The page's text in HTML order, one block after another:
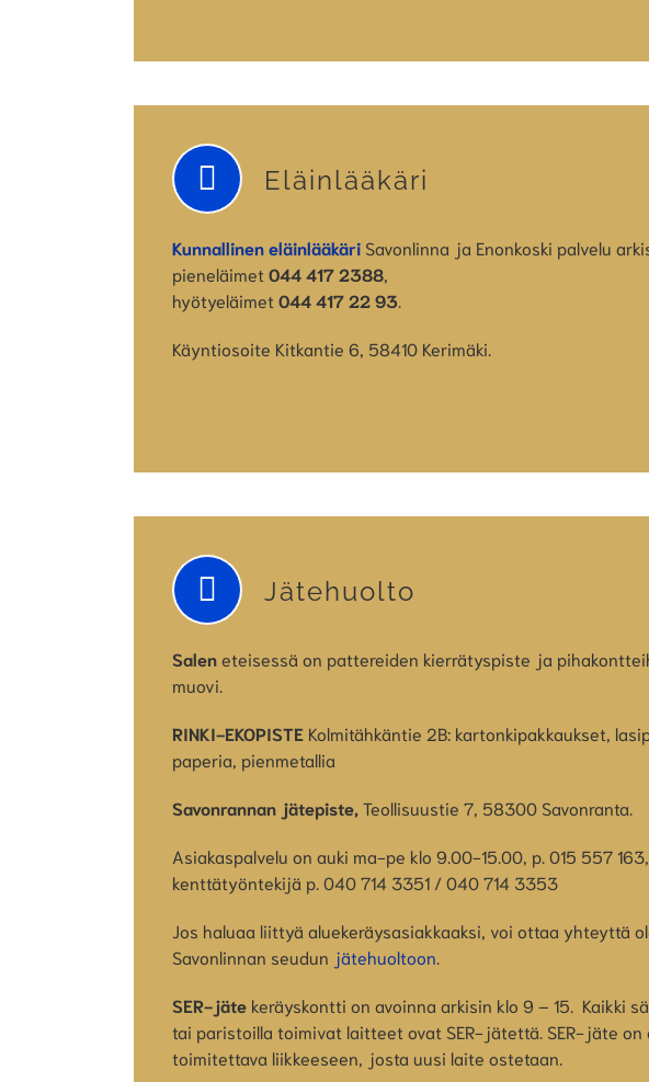
Eläinlääkäri
Kunnallinen eläinlääkäriSavonlinna ja Enonkoski palvelu
pieneläimet 044 417 2388,
hyötyeläimet 044 417 22 93
Käyntiosoite Kitkantie 6, 58410 Kerimäki.
Jätehuolto
Saleneteisessä on pattereiden kierrätyspiste ja
muovi.
RINKI-EKOPISTE Kolmitähkäntie 2B: kartonkipakkaukset,
paperia, pienmetallia
Savonrannan jätepiste, Teollisuustie 7, 58300 Savonranta.
Asiakaspalvelu on auki ma-pe klo 9.00-15.00, p. 015 557 163,
kenttätyöntekijä p. 040 714 3351 / 040 714 3353
Jos haluaa liittyä aluekeräysasiakkaaksi, voi ottaa yhteyttä
Savonlinnan seudun jätehuoltoon
SER-jäte keräyskontti on avoinna arkisin klo 9 – 15. Kaikki
tai paristoilla toimivat laitteet ovat SER-jätettä. SER-jäte
toimitettava liikkeeseen, josta uusi laite ostetaan.